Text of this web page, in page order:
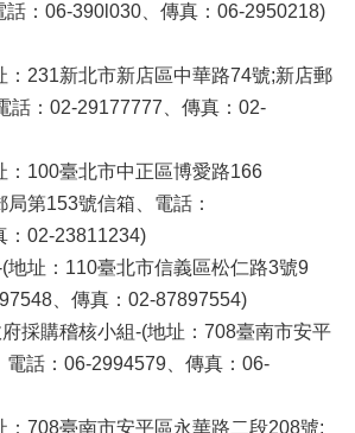
話：06-390l030、傳真：06-2950218)
：231新北市新店區中華路74號;新店郵
話：02-29177777、傳真：02-
：100臺北市中正區博愛路166
第153號信箱、電話：
：02-23811234)
地址：110臺北市信義區松仁路3號9
、傳真：02-87897554)
採購稽核小組-(地址：708臺南市安平
電話：06-2994579、傳真：06-
：708臺南市安平區永華路二段208號;